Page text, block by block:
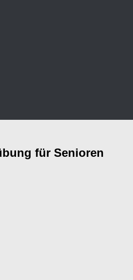
für Senioren